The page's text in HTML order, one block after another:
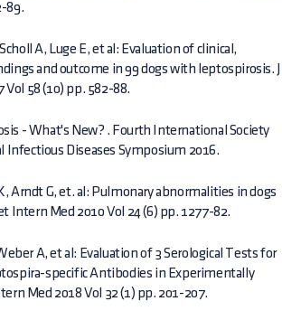
89.
A, Luge E, et al: Evaluation of clinical,
and outcome in 99 dogs with leptospirosis. J
58 (10) pp. 582-88.
- What's New? . Fourth International Society
Infectious Diseases Symposium 2016.
Arndt G, et. al: Pulmonary abnormalities in dogs
Intern Med 2010 Vol 24 (6) pp. 1277-82.
A, et al: Evaluation of 3 Serological Tests for
specific Antibodies in Experimentally
Med 2018 Vol 32 (1) pp. 201-207.